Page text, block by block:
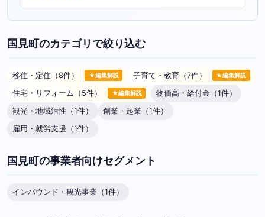
国見町のカテゴリで絞り込む
移住・定住（8件） ★編集解説 子育て・教育（7件） ★編集解説
住宅・リフォーム（5件） ★編集解説
物価高・給付金（1件）
観光・地域活性（1件）
創業・起業（1件）
雇用・就労支援（1件）
国見町の事業者向けセグメント
インバウンド・観光事業（1件）